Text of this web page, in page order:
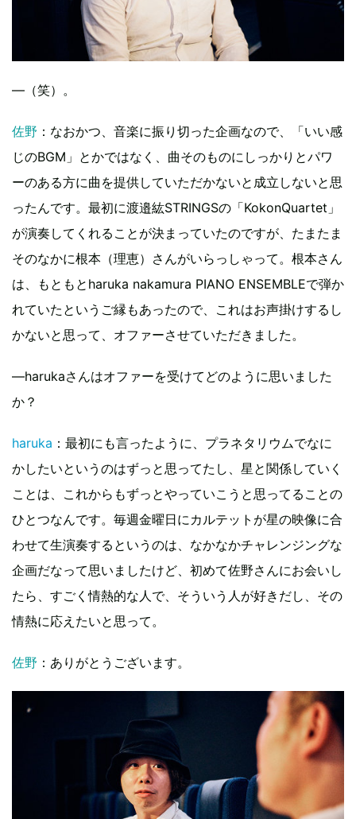
—（笑）。
佐野 ：なおかつ、音楽に振り切った企画なので、「いい感
じのBGM」とかではなく、曲そのものにしっかりとパワ
ーのある方に曲を提供していただかないと成立しないと思
ったんです。最初に渡邉紘STRINGSの「KokonQuartet」
が演奏してくれることが決まっていたのですが、たまたま
そのなかに根本（理恵）さんがいらっしゃって。根本さん
は、もともとharuka nakamura PIANO ENSEMBLEで弾か
れていたというご縁もあったので、これはお声掛けするし
かないと思って、オファーさせていただきました。
—harukaさんはオファーを受けてどのように思いました
か？
haruka ：最初にも言ったように、プラネタリウムでなに
かしたいというのはずっと思ってたし、星と関係していく
ことは、これからもずっとやっていこうと思ってることの
ひとつなんです。毎週金曜日にカルテットが星の映像に合
わせて生演奏するというのは、なかなかチャレンジングな
企画だなって思いましたけど、初めて佐野さんにお会いし
たら、すごく情熱的な人で、そういう人が好きだし、その
情熱に応えたいと思って。
佐野 ：ありがとうございます。